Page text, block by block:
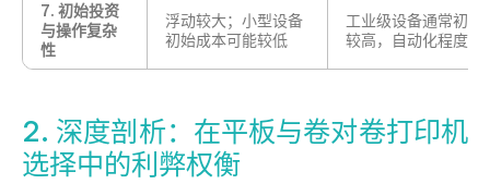
7. 初始投资
与操作复杂
性
浮动较大；小型设备
初始成本可能较低
工业级设备通常初始
较高，自动化程度也
2. 深度剖析：在平板与卷对卷打印机
选择中的利弊权衡